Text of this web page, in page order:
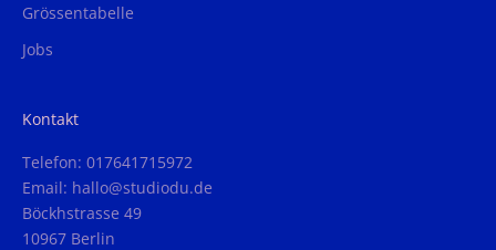
Grössentabelle
Jobs
Kontakt
Telefon: 017641715972
Email: hallo@studiodu.de
Böckhstrasse 49
10967 Berlin